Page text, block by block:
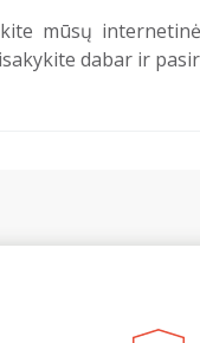
mūsų
dabar ir